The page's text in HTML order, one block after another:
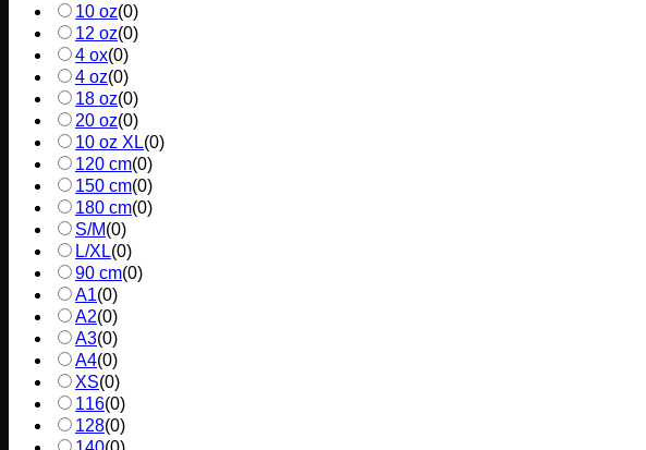
10 oz(0)
12 oz(0)
4 ox(0)
4 oz(0)
18 oz(0)
20 oz(0)
10 oz XL(0)
120 cm(0)
150 cm(0)
180 cm(0)
S/M(0)
L/XL(0)
90 cm(0)
A1(0)
A2(0)
A3(0)
A4(0)
XS(0)
116(0)
128(0)